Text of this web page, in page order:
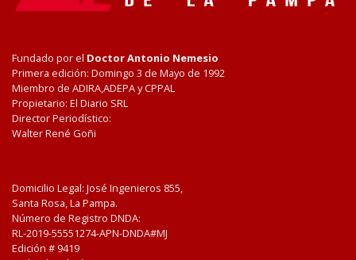
Fundado por el Doctor Antonio Nemesio
Primera edición: Domingo 3 de Mayo de 1992
Miembro de ADIRA,ADEPA y CPPAL
Propietario: El Diario SRL
Director Periodístico:
Walter René Goñi
Domicilio Legal: José Ingenieros 855,
Santa Rosa, La Pampa.
Número de Registro DNDA:
RL-2019-55551274-APN-DNDA#MJ
Edición # 9419